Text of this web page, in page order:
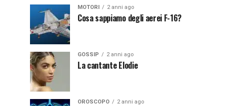
MOTORI 2 anni ago
Cosa sappiamo degli aerei F-16?
GOSSIP 2 anni ago
La cantante Elodie
OROSCOPO 2 anni ago